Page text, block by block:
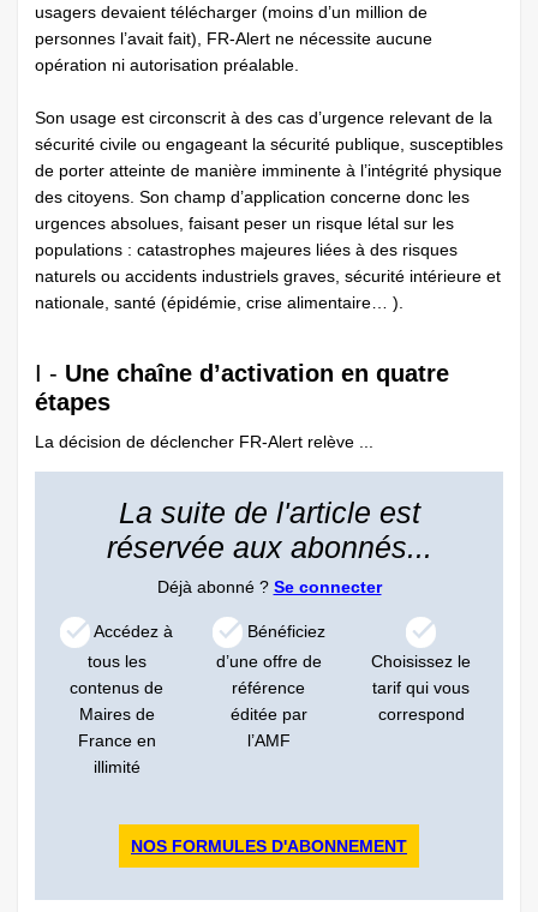
usagers devaient télécharger (moins d’un million de
personnes l’avait fait), FR-Alert ne nécessite aucune
opération ni autorisation préalable.
Son usage est circonscrit à des cas d’urgence relevant de la
sécurité civile ou engageant la sécurité publique, susceptibles
de porter atteinte de manière imminente à l’intégrité physique
des citoyens. Son champ d’application concerne donc les
urgences absolues, faisant peser un risque létal sur les
populations : catastrophes majeures liées à des risques
naturels ou accidents industriels graves, sécurité intérieure et
nationale, santé (épidémie, crise alimentaire… ).
I - Une chaîne d’activation en quatre
étapes
La décision de déclencher FR-Alert relève ...
La suite de l'article est
réservée aux abonnés...
Déjà abonné ? Se connecter
Accédez à
tous les
contenus de
Maires de
France en
illimité
Bénéficiez
d’une offre de
référence
éditée par
l’AMF
Choisissez le
tarif qui vous
correspond
NOS FORMULES D'ABONNEMENT